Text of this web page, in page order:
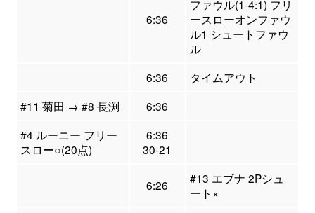
6:36
ファウル(1-4:1) フリ
ースローオンファウ
ル1 シュートファウ
ル
6:36
タイムアウト
#11 菊田 → #8 長渕
6:36
#4 ルーニー フリー
スロー○(20点)
6:36
30-21
6:26
#13 エブナ 2Pシュ
ート×